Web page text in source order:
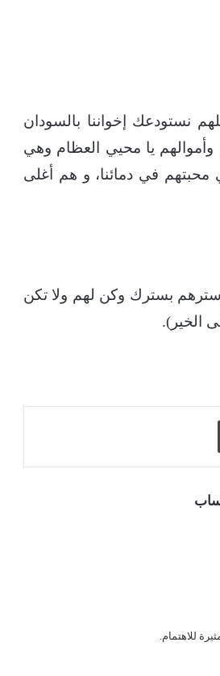
نستودعك إخواننا بالسودان
يا محيي العظام وهي
محبتهم في دمائنا، و هم أغلى
بسترك وكن لهم ولا تكن
الخير).
للاهتمام.